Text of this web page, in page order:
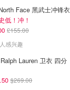
Face 黑武士冲锋衣
低！冲！
£155.00
感兴趣
Lauren 卫衣 四分
$269.00